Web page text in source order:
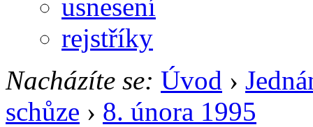
usnesení
rejstříky
Nacházíte se: Úvod ›
schůze › 8. února 1995